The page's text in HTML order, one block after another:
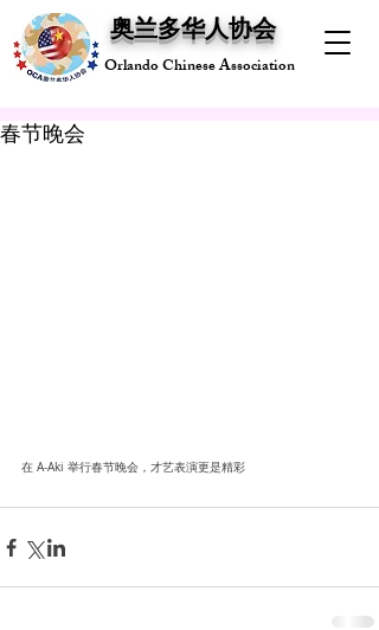
奥兰多华人协会
Orlando Chinese Association
春节晚会
在 A-Aki 举行春节晚会，才艺表演更是精彩